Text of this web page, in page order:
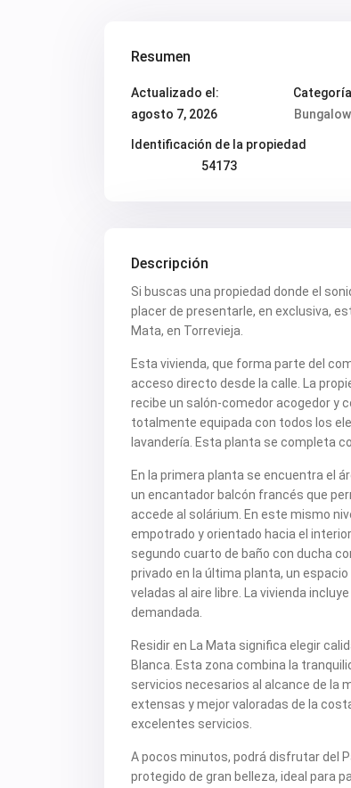
Resumen
Actualizado el:
agosto 7, 2026
Categoría
Bungalow
Identificación de la propiedad
54173
Descripción
Si buscas una propiedad donde el
placer de presentarle, en exclusiva,
Mata, en Torrevieja.
Esta vivienda, que forma parte del
acceso directo desde la calle. La
recibe un salón-comedor acogedor y
totalmente equipada con todos los
lavandería. Esta planta se completa
En la primera planta se encuentra el
un encantador balcón francés que
accede al solárium. En este mismo
empotrado y orientado hacia el
segundo cuarto de baño con ducha
privado en la última planta, un
veladas al aire libre. La vivienda
demandada.
Residir en La Mata significa elegir
Blanca. Esta zona combina la
servicios necesarios al alcance de la
extensas y mejor valoradas de la
excelentes servicios.
A pocos minutos, podrá disfrutar del
protegido de gran belleza, ideal para